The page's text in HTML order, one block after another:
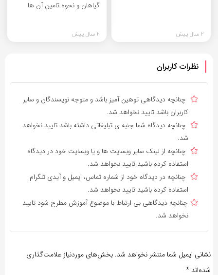
2 سال پیش
گیاهان و نحوه تامین آن ها
2 سال پیش
نظرات کاربران
چنانچه دیدگاهی توهین آمیز باشد و متوجه نویسندگان و سایر
کاربران باشد تایید نخواهد شد.
چنانچه دیدگاه شما جنبه ی تبلیغاتی داشته باشد تایید نخواهد
شد.
چنانچه از لینک سایر وبسایت ها و یا وبسایت خود در دیدگاه
استفاده کرده باشید تایید نخواهد شد.
چنانچه در دیدگاه خود از شماره تماس، ایمیل و آیدی تلگرام
استفاده کرده باشید تایید نخواهد شد.
چنانچه دیدگاهی بی ارتباط با موضوع آموزش مطرح شود تایید
نخواهد شد.
نشانی ایمیل شما منتشر نخواهد شد. بخش‌های موردنیاز علامت‌گذاری
شده‌اند *